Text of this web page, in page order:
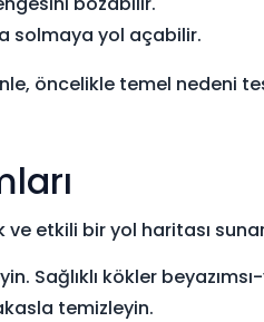
solmaya yol açabilir.
öncelikle temel nedeni
etkili bir yol haritası
Sağlıklı kökler
temizleyin.